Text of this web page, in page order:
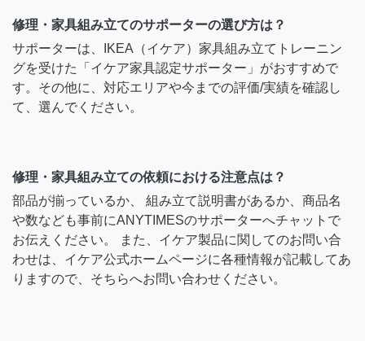
修理・家具組み立てのサポーターの選び方は？
サポーターは、IKEA（イケア）家具組み立てトレーニン
グを受けた「イケア家具認定サポーター」がおすすめで
す。その他に、対応エリアや今までの評価/実績を確認し
て、選んでください。
修理・家具組み立ての依頼における注意点は？
部品が揃っているか、 組み立て説明書があるか、商品名
や数なども事前にANYTIMESのサポーターへチャットで
お伝えください。 また、イケア製品に関してのお問い合
わせは、イケア公式ホームページに各種情報が記載してあ
りますので、そちらへお問い合わせください。